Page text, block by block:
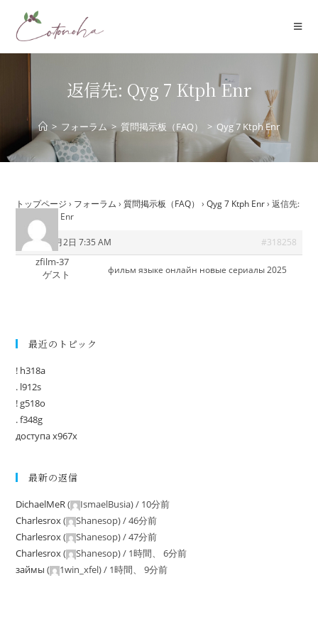
返信先: Qyg 7 Ktph Enr
> フォーラム > 質問掲示板（FAQ） > Qyg 7 Ktph Enr
トップページ › フォーラム › 質問掲示板（FAQ） › Qyg 7 Ktph Enr › 返信先:
Qyg 7 Ktph Enr
2025年8月2日 7:35 AM #318258
zfilm-37
ゲスト
фильм языке онлайн новые сериалы 2025
最近のトピック
! h318a
. l912s
! g518o
. f348g
доступа x967x
最新の返信
DichaelMeR( IsmaelBusia) / 10分前
Charlesrox( Shanesop) /46分前
Charlesrox( Shanesop) /47分前
Charlesrox( Shanesop) / 1時間、 6分前
займы ( 1win_xfel) / 1時間、 9分前